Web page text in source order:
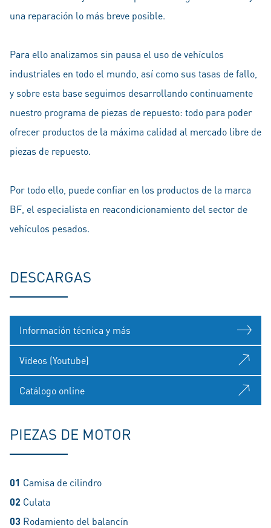
una reparación lo más breve posible.
Para ello analizamos sin pausa el uso de vehículos
industriales en todo el mundo, así como sus tasas de fallo,
y sobre esta base seguimos desarrollando continuamente
nuestro programa de piezas de repuesto: todo para poder
ofrecer productos de la máxima calidad al mercado libre de
piezas de repuesto.
Por todo ello, puede confiar en los productos de la marca
BF, el especialista en reacondicionamiento del sector de
vehículos pesados.
DESCARGAS
Información técnica y más
Videos (Youtube)
Catálogo online
PIEZAS DE MOTOR
01 Camisa de cilindro
02 Culata
03 Rodamiento del balancín